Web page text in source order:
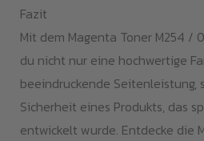
Fazit
Mit dem Magenta Toner M254 /
du nicht nur eine hochwertige
beeindruckende Seitenleistung,
Sicherheit eines Produkts, das
entwickelt wurde. Entdecke die